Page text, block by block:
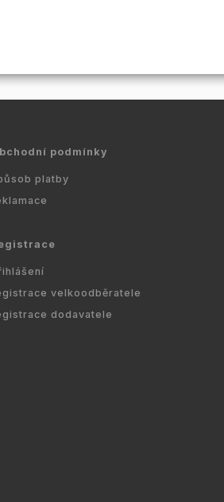
podmínky
platby
velkoodběratele
dodavatele